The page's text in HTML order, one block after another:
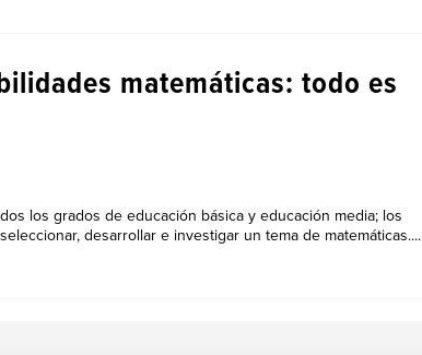
matemáticas: todo es
los grados de educación básica y educación media; los
desarrollar e investigar un tema de matemáticas....